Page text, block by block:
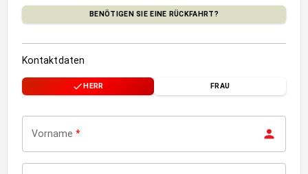
BENÖTIGEN SIE EINE RÜCKFAHRT?
Kontaktdaten
HERR FRAU
Vorname *